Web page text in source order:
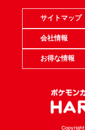
サイトマップ
会社情報
お得な情報